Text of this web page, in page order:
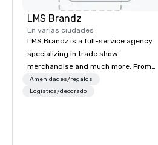
LMS Brandz
En varias ciudades
LMS Brandz is a full-service agency
specializing in trade show
merchandise and much more. From
booth giveaways and branded apparel
to executive gifting, displays,
Amenidades/regalos
Logística/decorado